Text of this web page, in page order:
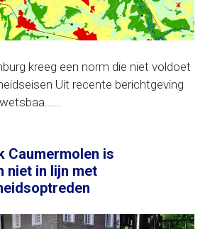
kreeg een norm die niet voldoet
Uit recente berichtgeving
Caumermolen is
niet in lijn met